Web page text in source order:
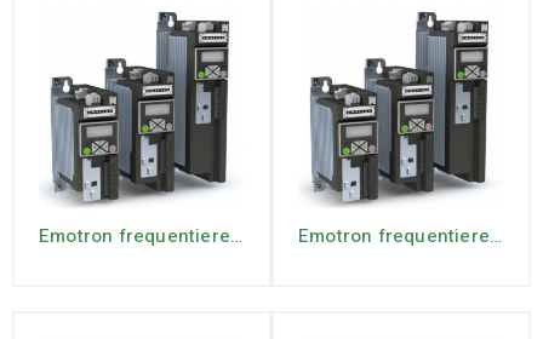
Emotron frequentiereg. VS30-40-013-20 3ph IP20 -5.5 kW (incl Key pad) Emotron frequentiereg. VS30-40-1P3-20 3ph IP20 -0.37 kW (incl Key pad)